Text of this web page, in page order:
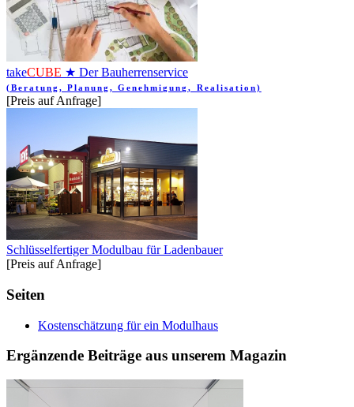
takeCUBE ★ Der Bauherrenservice
(Beratung, Planung, Genehmigung, Realisation)
[Preis auf Anfrage]
Schlüsselfertiger Modulbau für Ladenbauer
[Preis auf Anfrage]
Seiten
Kostenschätzung für ein Modulhaus
Ergänzende Beiträge aus unserem Magazin